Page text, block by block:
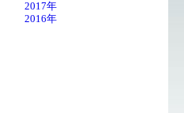
2017年
2016年